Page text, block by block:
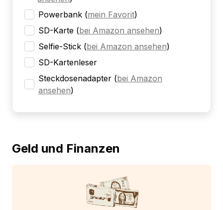
Powerbank (mein Favorit)
SD-Karte (bei Amazon ansehen)
Selfie-Stick (bei Amazon ansehen)
SD-Kartenleser
Steckdosenadapter (bei Amazon
ansehen)
Geld und Finanzen